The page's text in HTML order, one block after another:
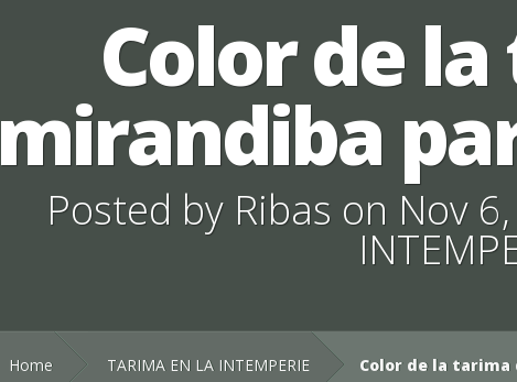
Color de
mirandiba
Posted by Ribas on Nov
Home TARIMA EN LA INTEMPERIE Color de la